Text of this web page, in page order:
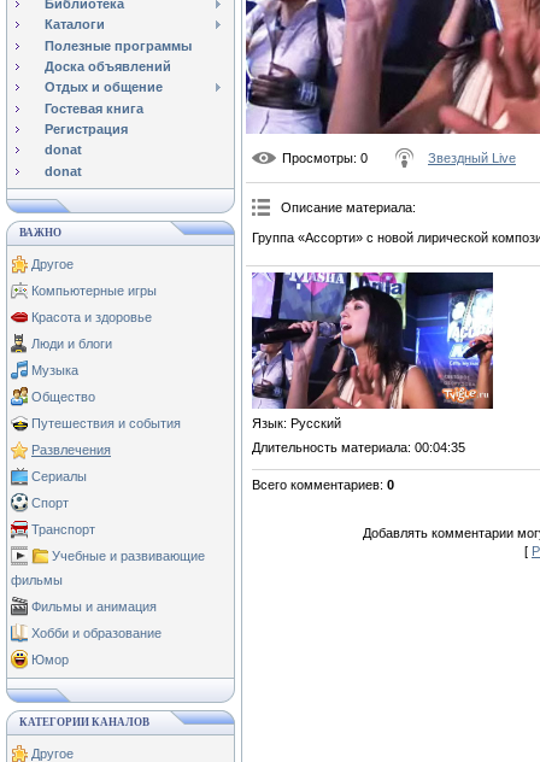
Библиотека
Каталоги
Полезные программы
Доска объявлений
Отдых и общение
Гостевая книга
Регистрация
donat
donat
ВАЖНО
Другое
Компьютерные игры
Красота и здоровье
Люди и блоги
Музыка
Общество
Путешествия и события
Развлечения
Сериалы
Спорт
Транспорт
Учебные и развивающие
фильмы
Фильмы и анимация
Хобби и образование
Юмор
КАТЕГОРИИ КАНАЛОВ
Другое
Просмотры: 0 Звездный Live
Описание материала:
Группа «Ассорти» с новой лирической
Язык: Русский
Длительность материала: 00:04:35
Всего комментариев: 0
Добавлять комментарии
[